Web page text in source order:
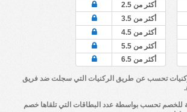
أكثر من 2.5
أكثر من 3.5
أكثر من 4.5
أكثر من 5.5
أكثر من 6.5
0.5 ~ 6.5 بطاقة للخصم تحسب بواسطة عدد البطاقات التي تلقاها خصم